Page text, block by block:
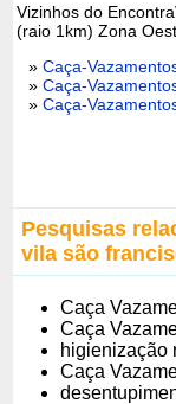
Vizinhos do
(raio 1km) Zona
»Caça-
»Caça-
»Caça-
Pesquisas
vila são
Caça
Caça
higienização
Caça